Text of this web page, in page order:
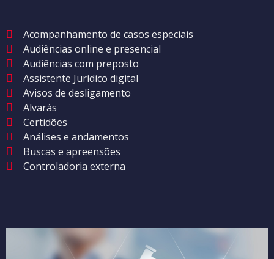
Acompanhamento de casos especiais
Audiências online e presencial
Audiências com preposto
Assistente Jurídico digital
Avisos de desligamento
Alvarás
Certidões
Análises e andamentos
Buscas e apreensões
Controladoria externa